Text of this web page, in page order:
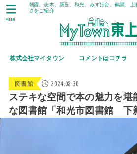
朝霞、志木、新座、和光、みずほ台、鶴瀬、上
さをご紹介
株式会社マイタウン コメントはコチラ
MENU
図書館 2024.08.30
ステキな空間で本の魅力を堪
な図書館「和光市図書館 下